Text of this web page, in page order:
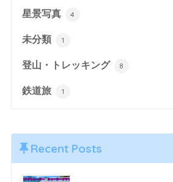
星景写真 4
未分類 1
登山・トレッキング 8
鉄道旅 1
Recent Posts